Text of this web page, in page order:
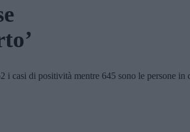
casi di positività mentre 645 sono le persone in